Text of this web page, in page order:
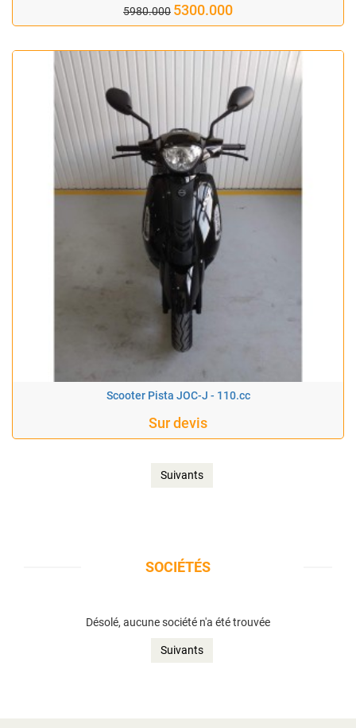
5980.000 5300.000
Scooter Pista JOC-J - 110.cc
Sur devis
Suivants
SOCIÉTÉS
Désolé, aucune société n'a été trouvée
Suivants